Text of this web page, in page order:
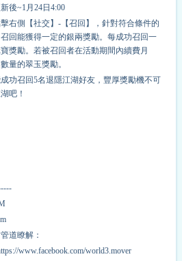
後~1月24日4:00
右側【社交】-【召回】，針對符合條件的
回能獲得一定的銀兩獎勵。每成功召回一
獎勵。若被召回者在活動期間內續費月
量的翠玉獎勵。
功召回5名退隱江湖好友，豐厚獎勵機不可
吧！
道瞭解：
www.facebook.com/world3.mover